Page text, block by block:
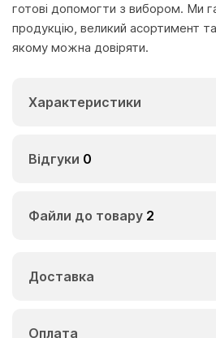
готові допомогти з вибором. Ми
продукцію, великий асортимент
якому можна довіряти.
Характеристики
Відгуки 0
Файли до товару 2
Доставка
Оплата